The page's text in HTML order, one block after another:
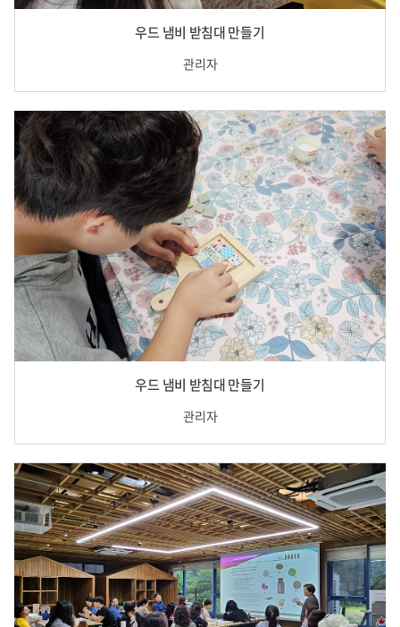
우드 냄비 받침대 만들기
관리자
우드 냄비 받침대 만들기
관리자